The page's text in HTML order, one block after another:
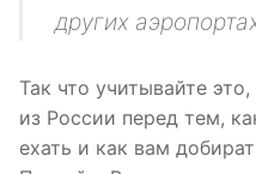
других
Так что учитывайте
из России перед тем,
ехать и как вам